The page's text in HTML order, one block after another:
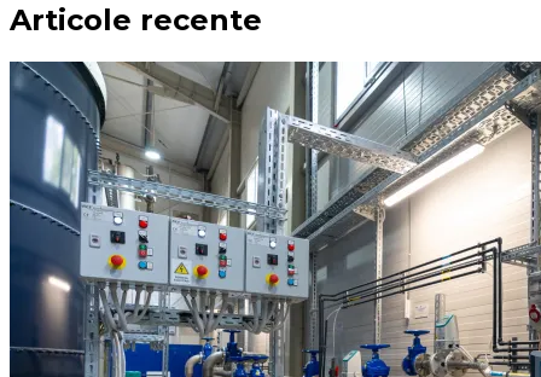
Articole recente